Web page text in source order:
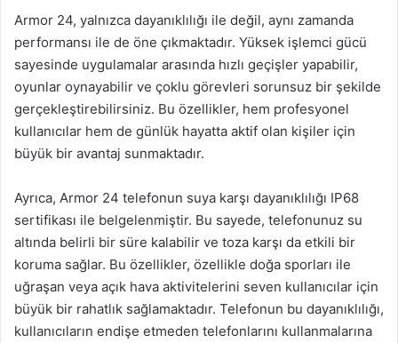
Armor 24, yalnızca dayanıklılığı ile değil, aynı zamanda
performansı ile de öne çıkmaktadır. Yüksek işlemci gücü
sayesinde uygulamalar arasında hızlı geçişler yapabilir,
oyunlar oynayabilir ve çoklu görevleri sorunsuz bir şekilde
gerçekleştirebilirsiniz. Bu özellikler, hem profesyonel
kullanıcılar hem de günlük hayatta aktif olan kişiler için
büyük bir avantaj sunmaktadır.
Ayrıca, Armor 24 telefonun suya karşı dayanıklılığı IP68
sertifikası ile belgelenmiştir. Bu sayede, telefonunuz su
altında belirli bir süre kalabilir ve toza karşı da etkili bir
koruma sağlar. Bu özellikler, özellikle doğa sporları ile
uğraşan veya açık hava aktivitelerini seven kullanıcılar için
büyük bir rahatlık sağlamaktadır. Telefonun bu dayanıklılığı,
kullanıcıların endişe etmeden telefonlarını kullanmalarına